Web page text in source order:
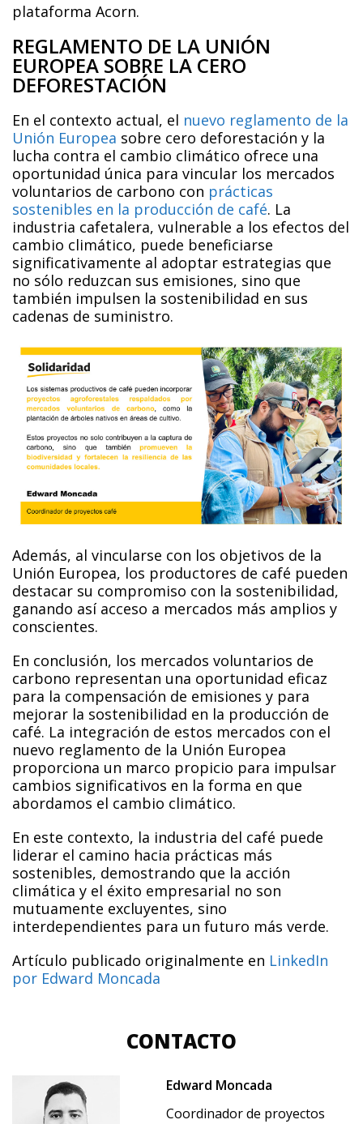
plataforma Acorn.
REGLAMENTO DE LA UNIÓN
EUROPEA SOBRE LA CERO
DEFORESTACIÓN
En el contexto actual, el nuevo reglamento de la
Unión Europea sobre cero deforestación y la
lucha contra el cambio climático ofrece una
oportunidad única para vincular los mercados
voluntarios de carbono con prácticas
sostenibles en la producción de café. La
industria cafetalera, vulnerable a los efectos del
cambio climático, puede beneficiarse
significativamente al adoptar estrategias que
no sólo reduzcan sus emisiones, sino que
también impulsen la sostenibilidad en sus
cadenas de suministro.
Además, al vincularse con los objetivos de la
Unión Europea, los productores de café pueden
destacar su compromiso con la sostenibilidad,
ganando así acceso a mercados más amplios y
conscientes.
En conclusión, los mercados voluntarios de
carbono representan una oportunidad eficaz
para la compensación de emisiones y para
mejorar la sostenibilidad en la producción de
café. La integración de estos mercados con el
nuevo reglamento de la Unión Europea
proporciona un marco propicio para impulsar
cambios significativos en la forma en que
abordamos el cambio climático.
En este contexto, la industria del café puede
liderar el camino hacia prácticas más
sostenibles, demostrando que la acción
climática y el éxito empresarial no son
mutuamente excluyentes, sino
interdependientes para un futuro más verde.
Artículo publicado originalmente en LinkedIn
por Edward Moncada
CONTACTO
Edward Moncada
Coordinador de proyectos